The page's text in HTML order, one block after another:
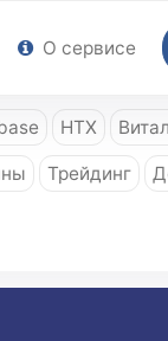
О сервисе
HTX
Трейдинг